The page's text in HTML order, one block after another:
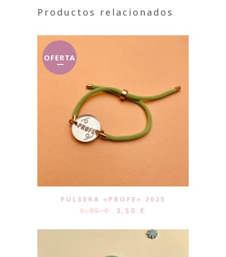
Productos relacionados
OFERTA
PULSERA «PROFE» 2025
5,95€ 3,50 €